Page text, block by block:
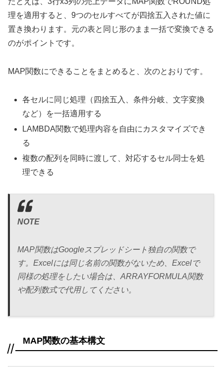
理を適用すると、9つのセルすべてが四捨五入された値に
置き換わります。元の表と同じ形のまま一括で変換できる
のがポイントです。
MAP関数にできることをまとめると、次のとおりです。
各セルに同じ処理（四捨五入、条件分岐、文字変換
など）を一括適用する
LAMBDA関数で処理内容を自由にカスタマイズでき
る
複数の配列を同時に渡して、対応するセル同士を処
理できる
NOTE
MAP関数はGoogleスプレッドシート独自の関数で
す。Excelには同じ名前の関数がないため、Excelで
同様の処理をしたい場合は、ARRAYFORMULA関数
や配列数式で代用してください。
MAP関数の基本構文